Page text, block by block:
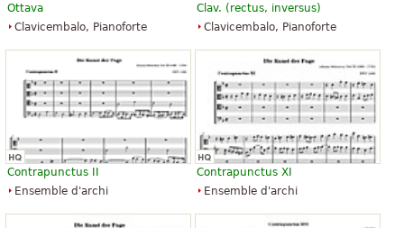
Ottava
Clavicembalo, Pianoforte
Clav. (rectus, inversus)
Clavicembalo, Pianoforte
Contrapunctus II
Ensemble d'archi
Contrapunctus XI
Ensemble d'archi